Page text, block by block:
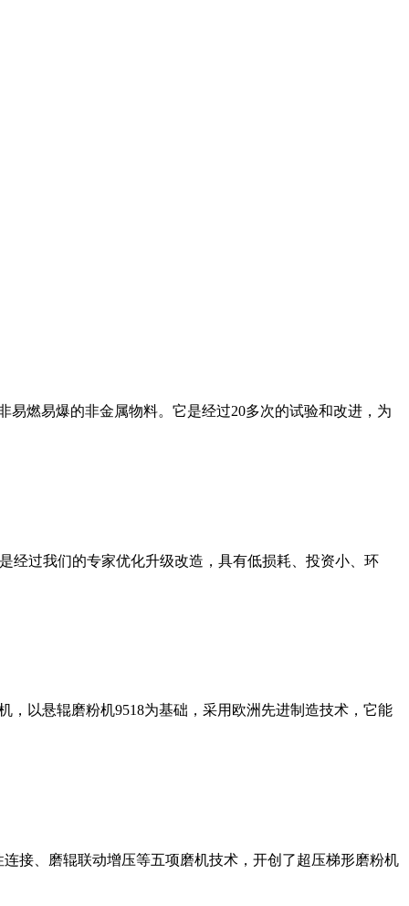
燃易爆的非金属物料。它是经过20多次的试验和改进，为
经过我们的专家优化升级改造，具有低损耗、投资小、环
以悬辊磨粉机9518为基础，采用欧洲先进制造技术，它能
接、磨辊联动增压等五项磨机技术，开创了超压梯形磨粉机